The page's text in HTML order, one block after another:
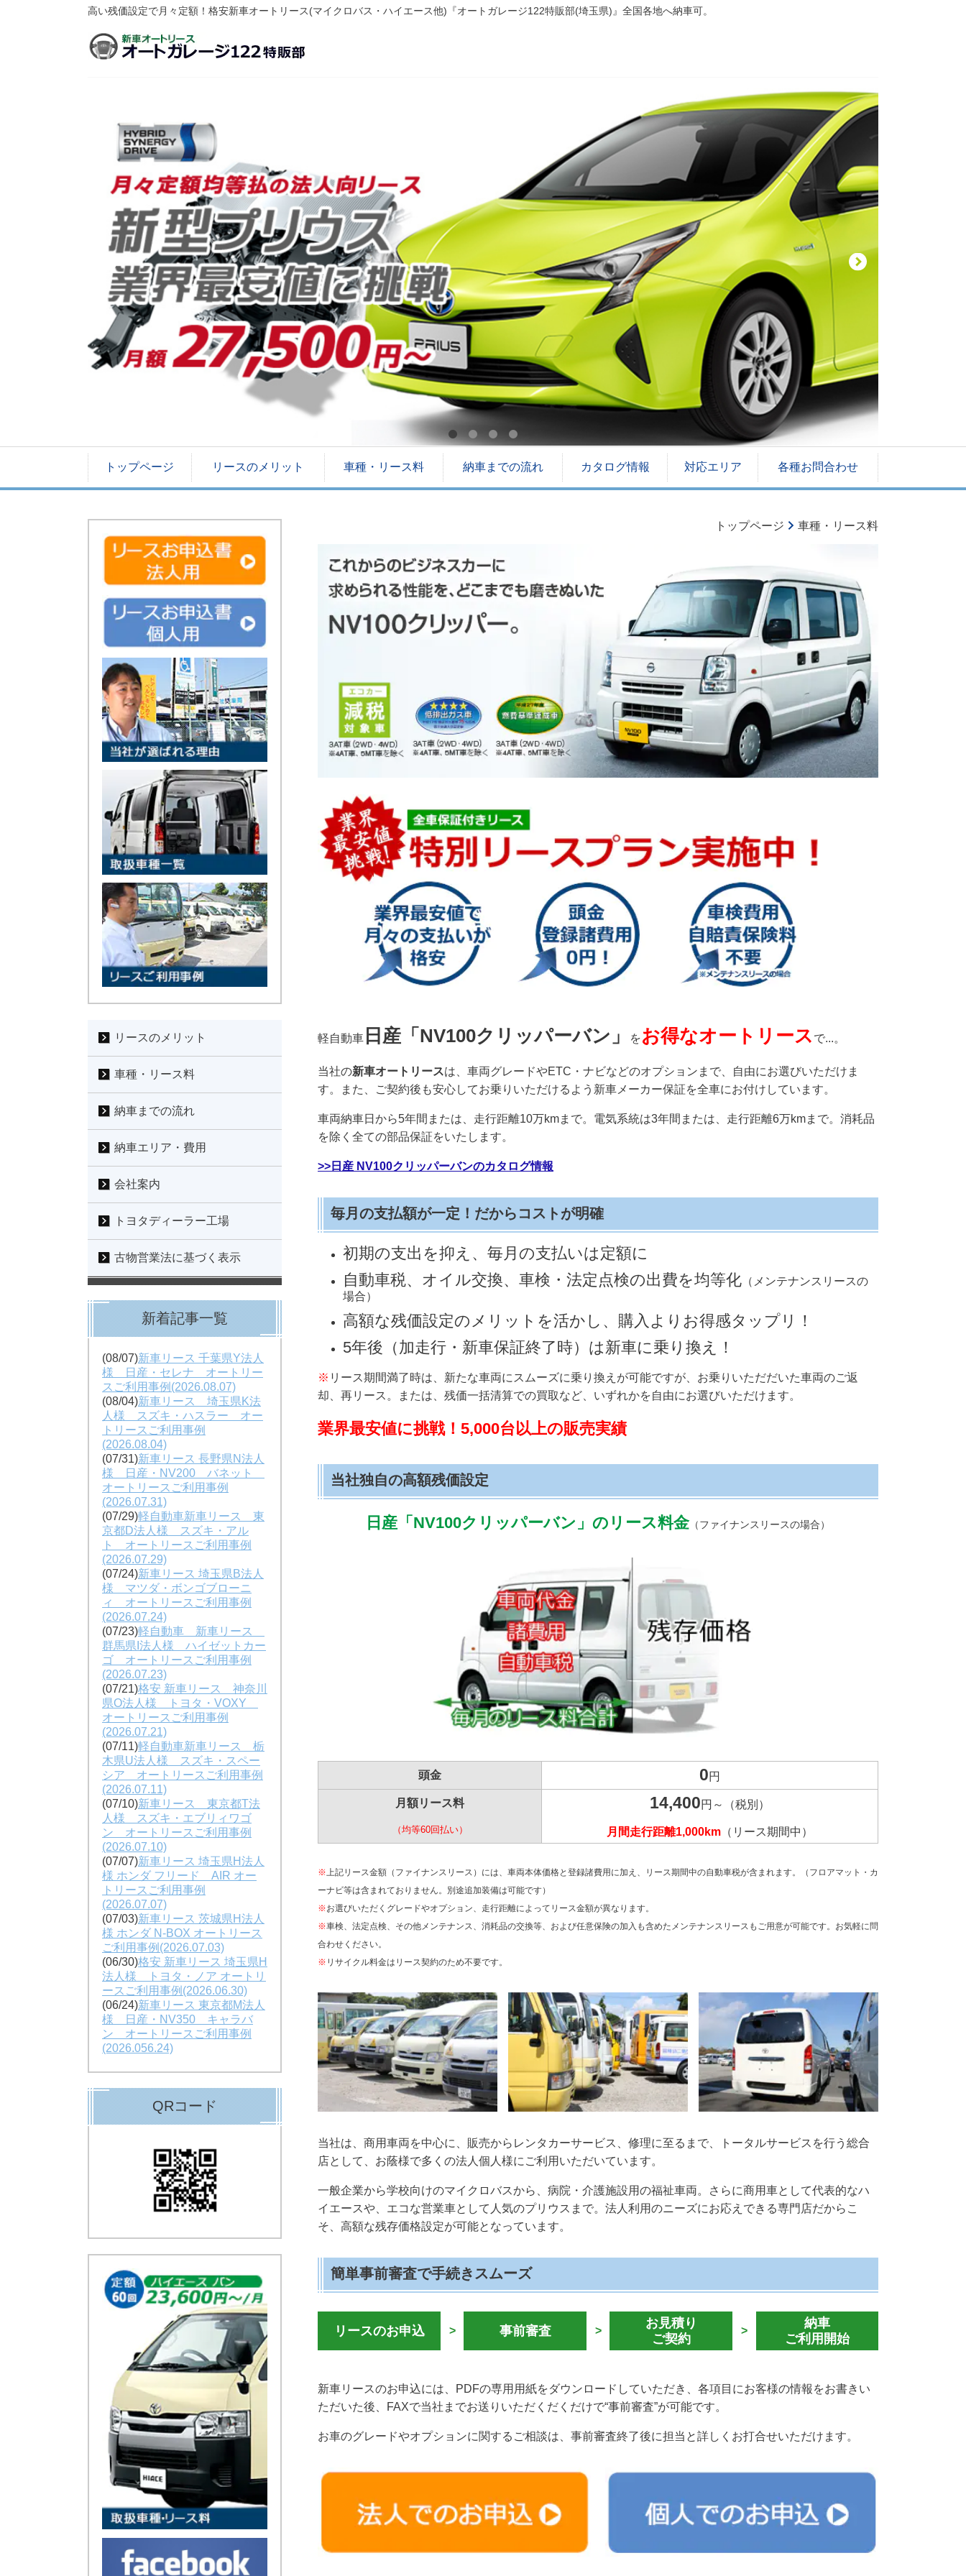
高い残価設定で月々定額！格安新車オートリース(マイクロバス・ハイエース他)『オートガレージ122特販部(埼玉県)』全国各地へ納車可。
トップページ リースのメリット 車種・リース料 納車までの流れ カタログ情報 対応エリア 各種お問合わせ
トップページ 車種・リース料
軽自動車 日産「NV100クリッパーバン」 をお得なオートリース で...。
当社の新車オートリースは、車両グレードやETC・ナビなどのオプションまで、自由にお選びいただけま
す。また、ご契約後も安心してお乗りいただけるよう新車メーカー保証を全車にお付けしています。
車両納車日から5年間または、走行距離10万kmまで。電気系統は3年間または、走行距離6万kmまで。消耗品
を除く全ての部品保証をいたします。
>>日産 NV100クリッパーバンのカタログ情報
毎月の支払額が一定！だからコストが明確
初期の支出を抑え、毎月の支払いは定額に
自動車税、オイル交換、車検・法定点検の出費を均等化 （メンテナンスリースの
場合）
高額な残価設定のメリットを活かし、購入よりお得感タップリ！
5年後（加走行・新車保証終了時）は新車に乗り換え！
※ リース期間満了時は、新たな車両にスムーズに乗り換えが可能ですが、お乗りいただだいた車両のご返
却、再リース。または、残価一括清算での買取など、いずれかを自由にお選びいただけます。
業界最安値に挑戦！5,000台以上の販売実績
当社独自の高額残価設定
日産「NV100クリッパーバン」のリース料金（ファイナンスリースの場合）
頭金 0円
月額リース料
（均等60回払い）
14,400円～（税別）
月間走行距離1,000km （リース期間中）
※ 上記リース金額（ファイナンスリース）には、車両本体価格と登録諸費用に加え、リース期間中の自動車税が含まれます。（フロアマット・カ
ーナビ等は含まれておりません。別途追加装備は可能です）
※お選びいただくグレードやオプション、走行距離によってリース金額が異なります。
※車検、法定点検、その他メンテナンス、消耗品の交換等、および任意保険の加入も含めたメンテナンスリースもご用意が可能です。お気軽に問
合わせください。
※ リサイクル料金はリース契約のため不要です。
当社は、商用車両を中心に、販売からレンタカーサービス、修理に至るまで、トータルサービスを行う総合
店として、お蔭様で多くの法人個人様にご利用いただいています。
一般企業から学校向けのマイクロバスから、病院・介護施設用の福祉車両。さらに商用車として代表的なハ
イエースや、エコな営業車として人気のプリウスまで。法人利用のニーズにお応えできる専門店だからこ
そ、高額な残存価格設定が可能となっています。
簡単事前審査で手続きスムーズ
リースのお申込 > 事前審査 >
お見積り
ご契約
>
納車
ご利用開始
新車リースのお申込には、PDFの専用用紙をダウンロードしていただき、各項目にお客様の情報をお書きい
ただいた後、FAXで当社までお送りいただくだくだけで“事前審査”が可能です。
お車のグレードやオプションに関するご相談は、事前審査終了後に担当と詳しくお打合せいただけます。
リースのメリット
車種・リース料
納車までの流れ
納車エリア・費用
会社案内
トヨタディーラー工場
古物営業法に基づく表示
新着記事一覧
(08/07)新車リース 千葉県Y法人
様 日産・セレナ オートリー
スご利用事例(2026.08.07)
(08/04)新車リース 埼玉県K法
人様 スズキ・ハスラー オー
トリースご利用事例
(2026.08.04)
(07/31)新車リース 長野県N法人
様 日産・NV200 バネット
オートリースご利用事例
(2026.07.31)
(07/29)軽自動車新車リース 東
京都D法人様 スズキ・アル
ト オートリースご利用事例
(2026.07.29)
(07/24)新車リース 埼玉県B法人
様 マツダ・ボンゴブローニ
ィ オートリースご利用事例
(2026.07.24)
(07/23)軽自動車 新車リース
群馬県I法人様 ハイゼットカー
ゴ オートリースご利用事例
(2026.07.23)
(07/21)格安 新車リース 神奈川
県O法人様 トヨタ・VOXY
オートリースご利用事例
(2026.07.21)
(07/11)軽自動車新車リース 栃
木県U法人様 スズキ・スペー
シア オートリースご利用事例
(2026.07.11)
(07/10)新車リース 東京都T法
人様 スズキ・エブリィワゴ
ン オートリースご利用事例
(2026.07.10)
(07/07)新車リース 埼玉県H法人
様 ホンダ フリード AIR オー
トリースご利用事例
(2026.07.07)
(07/03)新車リース 茨城県H法人
様 ホンダ N-BOX オートリース
ご利用事例(2026.07.03)
(06/30)格安 新車リース 埼玉県H
法人様 トヨタ・ノア オートリ
ースご利用事例(2026.06.30)
(06/24)新車リース 東京都M法人
様 日産・NV350 キャラバ
ン オートリースご利用事例
(2026.056.24)
QRコード